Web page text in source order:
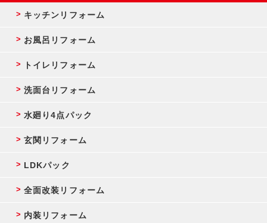
キッチンリフォーム
お風呂リフォーム
トイレリフォーム
洗面台リフォーム
水廻り4点パック
玄関リフォーム
LDKパック
全面改装リフォーム
内装リフォーム